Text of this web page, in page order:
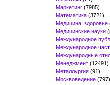
Маркетинг (7985)
Математика (3721)
Медицина, здоровье
Медицинские науки
Международное
Международное
Международные
Менеджмент (12491)
Металлургия (91)
Москвоведение (797)